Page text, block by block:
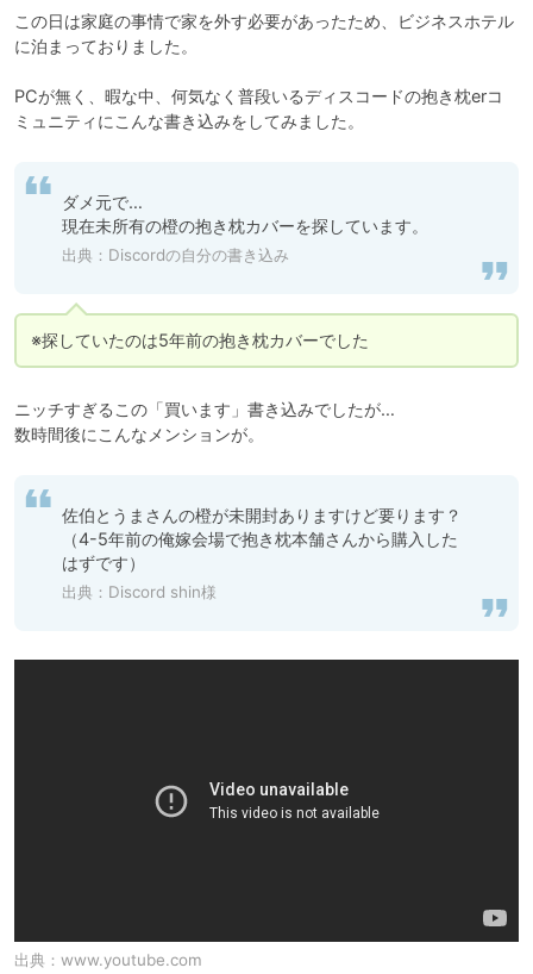
この日は家庭の事情で家を外す必要があったため、ビジネスホテル
に泊まっておりました。
PCが無く、暇な中、何気なく普段いるディスコードの抱き枕erコ
ミュニティにこんな書き込みをしてみました。
ダメ元で…
現在未所有の橙の抱き枕カバーを探しています。
出典：Discordの自分の書き込み
※探していたのは5年前の抱き枕カバーでした
ニッチすぎるこの「買います」書き込みでしたが…
数時間後にこんなメンションが。
佐伯とうまさんの橙が未開封ありますけど要ります？
（4-5年前の俺嫁会場で抱き枕本舗さんから購入した
はずです）
出典：Discord shin様
出典： www.youtube.com